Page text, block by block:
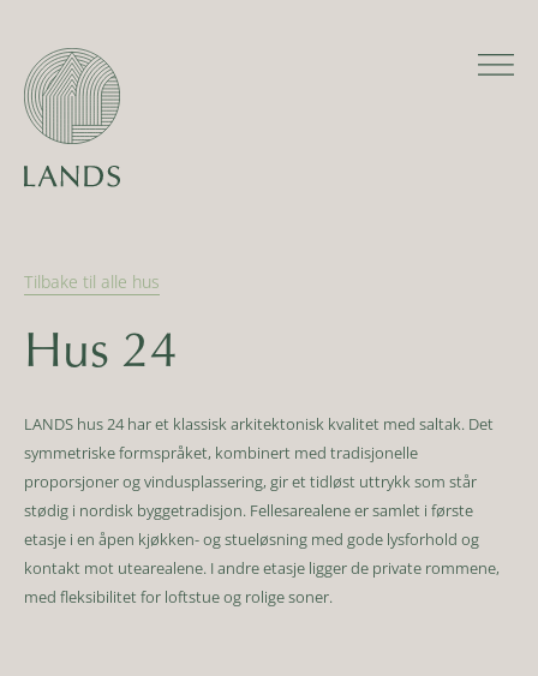
Tilbake til alle hus
Hus 24
LANDS hus 24 har et klassisk arkitektonisk kvalitet med saltak. Det
symmetriske formspråket, kombinert med tradisjonelle
proporsjoner og vindusplassering, gir et tidløst uttrykk som står
stødig i nordisk byggetradisjon. Fellesarealene er samlet i første
etasje i en åpen kjøkken- og stueløsning med gode lysforhold og
kontakt mot utearealene. I andre etasje ligger de private rommene,
med fleksibilitet for loftstue og rolige soner.